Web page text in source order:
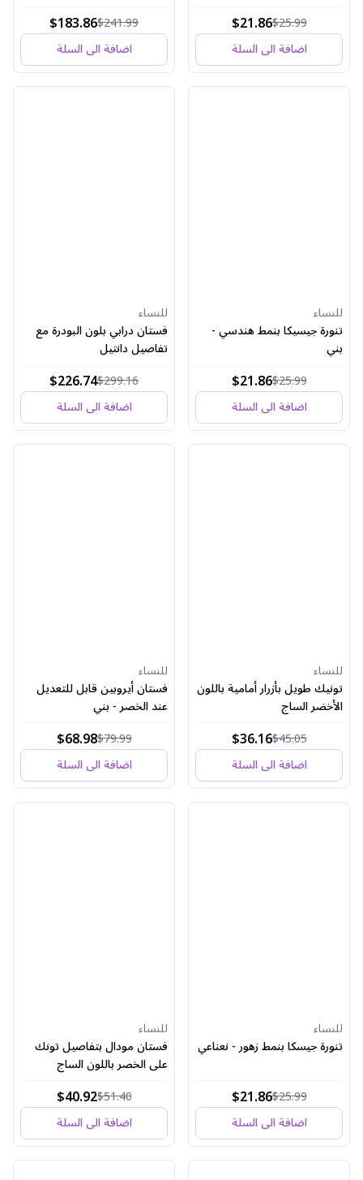
$25.99
$21.86
اضافة الى السلة
$241.99
$183.86
اضافة الى السلة
للنساء
تنورة جيسيكا بنمط هندسي -
بني
$25.99
$21.86
اضافة الى السلة
للنساء
فستان درابي بلون البودرة مع
تفاصيل دانتيل
$299.16
$226.74
اضافة الى السلة
للنساء
تونيك طويل بأزرار أمامية باللون
الأخضر الساج
$45.05
$36.16
اضافة الى السلة
للنساء
فستان أيروبين قابل للتعديل
عند الخصر - بني
$79.99
$68.98
اضافة الى السلة
للنساء
تنورة جيسكا بنمط زهور - نعناعي
$25.99
$21.86
اضافة الى السلة
للنساء
فستان مودال بتفاصيل تونك
على الخصر باللون الساج
$51.40
$40.92
اضافة الى السلة